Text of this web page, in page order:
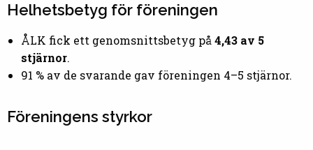
Helhetsbetyg för föreningen
ÅLK fick ett genomsnittsbetyg på 4,43 av 5
stjärnor.
91 % av de svarande gav föreningen 4–5 stjärnor.
Föreningens styrkor